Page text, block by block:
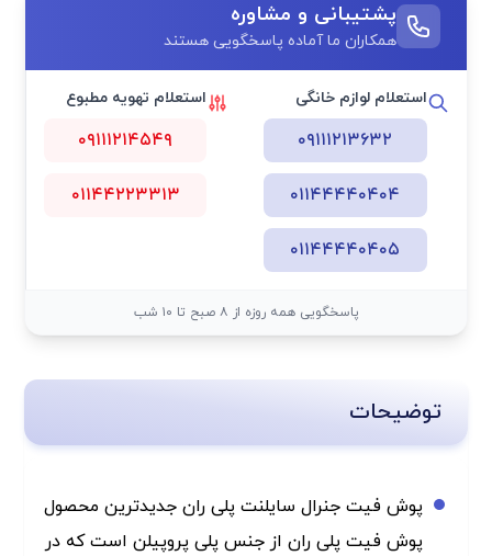
پشتیبانی و مشاوره
همکاران ما آماده پاسخگویی هستند
استعلام لوازم خانگی
۰۹۱۱۱۲۱۳۶۳۲
۰۱۱۴۴۴۴۰۴۰۴
۰۱۱۴۴۴۴۰۴۰۵
استعلام تهویه مطبوع
۰۹۱۱۱۲۱۴۵۴۹
۰۱۱۴۴۲۲۳۳۱۳
پاسخگویی همه روزه از ۸ صبح تا ۱۰ شب
توضیحات
پوش فیت جنرال سایلنت پلی ران جدیدترین محصول
پوش فیت پلی ران از جنس پلی پروپیلن است که در